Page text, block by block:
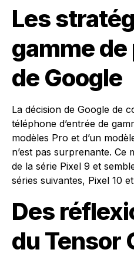
Les
gamme
de Google
La décision de Google de
téléphone d’entrée de
modèles Pro et d’un
n’est pas surprenante. Ce
de la série Pixel 9 et
séries suivantes, Pixel 10 et
Des
du Tensor